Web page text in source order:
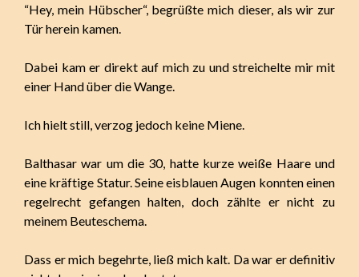
“Hey, mein Hübscher“, begrüßte mich dieser, als wir zur
Tür herein kamen.
Dabei kam er direkt auf mich zu und streichelte mir mit
einer Hand über die Wange.
Ich hielt still, verzog jedoch keine Miene.
Balthasar war um die 30, hatte kurze weiße Haare und
eine kräftige Statur. Seine eisblauen Augen konnten einen
regelrecht gefangen halten, doch zählte er nicht zu
meinem Beuteschema.
Dass er mich begehrte, ließ mich kalt. Da war er definitiv